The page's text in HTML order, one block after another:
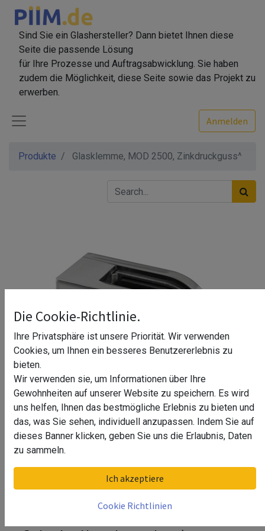
Sind Sie ein Glashersteller? Dann bietet Ihnen diese
Seite die passende Lösung
für Ihre Prozesse und Auftragsabwicklung. Sie haben
zudem die Möglichkeit, diese Seite sowie das Projekt zu
erwerben.
Anmelden
Produkte Glasklemme, MOD 2500, Zinkdruckguss^
Glasklemme, MOD 2500,
Zinkdruckguss^
Glasklemme, MOD 2500, Zinkdruckguss^ (für
flachen Anschluss, Edelstahleffekt)
Die Cookie-Richtlinie.
Ihre Privatsphäre ist unsere Priorität. Wir verwenden
Cookies, um Ihnen ein besseres Benutzererlebnis zu
bieten.
Wir verwenden sie, um Informationen über Ihre
Gewohnheiten auf unserer Website zu speichern. Es wird
uns helfen, Ihnen das bestmögliche Erlebnis zu bieten und
das, was Sie sehen, individuell anzupassen. Indem Sie auf
dieses Banner klicken, geben Sie uns die Erlaubnis, Daten
zu sammeln.
Ich akzeptiere
Cookie Richtlinien